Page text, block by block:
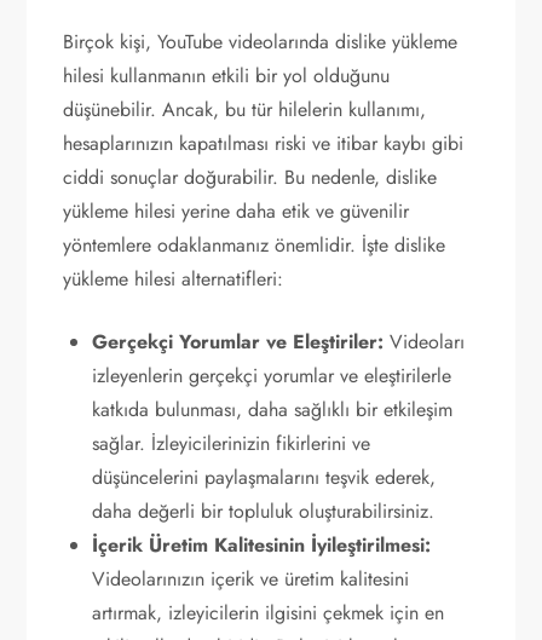
Birçok kişi, YouTube videolarında dislike yükleme
hilesi kullanmanın etkili bir yol olduğunu
düşünebilir. Ancak, bu tür hilelerin kullanımı,
hesaplarınızın kapatılması riski ve itibar kaybı gibi
ciddi sonuçlar doğurabilir. Bu nedenle, dislike
yükleme hilesi yerine daha etik ve güvenilir
yöntemlere odaklanmanız önemlidir. İşte dislike
yükleme hilesi alternatifleri:
Gerçekçi Yorumlar ve Eleştiriler: Videoları
izleyenlerin gerçekçi yorumlar ve eleştirilerle
katkıda bulunması, daha sağlıklı bir etkileşim
sağlar. İzleyicilerinizin fikirlerini ve
düşüncelerini paylaşmalarını teşvik ederek,
daha değerli bir topluluk oluşturabilirsiniz.
İçerik Üretim Kalitesinin İyileştirilmesi:
Videolarınızın içerik ve üretim kalitesini
artırmak, izleyicilerin ilgisini çekmek için en